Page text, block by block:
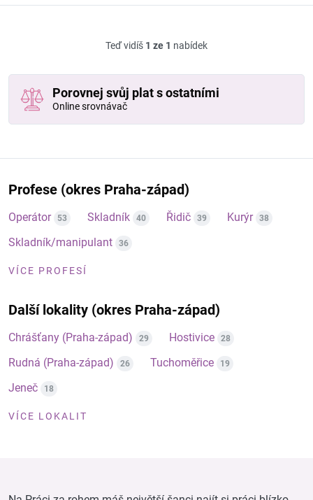
Teď vidíš 1 ze 1 nabídek
Porovnej svůj plat s ostatními
Online srovnávač
Profese (okres Praha-západ)
Operátor 53 Skladník 40 Řidič 39 Kurýr 38
Skladník/manipulant 36
VÍCE PROFESÍ
Další lokality (okres Praha-západ)
Chrášťany (Praha-západ) 29 Hostivice 28
Rudná (Praha-západ) 26 Tuchoměřice 19
Jeneč 18
VÍCE LOKALIT